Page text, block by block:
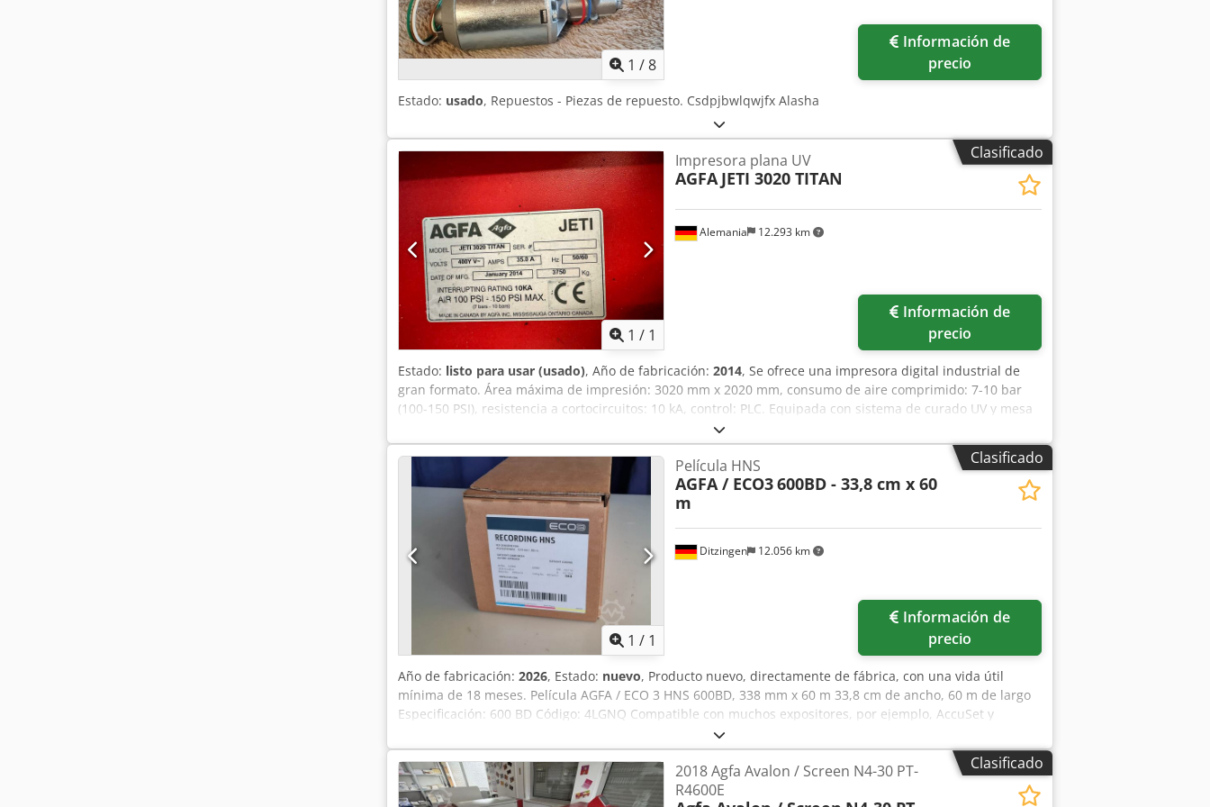
1 /8
precio
Estado: usado, Repuestos - Piezas de repuesto. Csdpjbwlqwjfx Alasha
Clasificado
1 / 1
Alemania 12.293 km
Impresora plana UV
AGFA JETI 3020 TITAN
precio
Estado: listo para usar (usado), Año de fabricación: 2014, Se ofrece una impresora digital industrial de
gran formato. Área máxima de impresión: 3020 mm x 2020 mm, consumo de aire comprimido: 7-10 bar
(100-150 PSI), resistencia a cortocircuitos: 10 kA, control: PLC. Equipada con sistema de curado UV y mesa
de vacío. Peso: aproximadamente 3750 kg, dimensiones totales X/Y/Z: aproximadamente 5950 mm/2900
mm/1550 mm. Se puede organizar una visita previa acuerdo. Chsdozcfibepfx Alasa
Clasificado
1 / 1
Ditzingen 12.056 km
Película HNS
AGFA / ECO3600BD - 33,8 cm x 60
m
precio
Año de fabricación: 2026, Estado: nuevo, Producto nuevo, directamente de fábrica, con una vida útil
mínima de 18 meses. Película AGFA / ECO 3 HNS 600BD, 338 mm x 60 m 33,8 cm de ancho, 60 m de largo
Especificación: 600 BD Código: 4LGNQ Compatible con muchos expositores, por ejemplo, AccuSet y
Avantra 25 / 30 Chjdpfx Aeb Rlbfelaea con diodo láser de luz roja de 650-670 nm.
Clasificado
2018 Agfa Avalon / Screen N4-30 PT-
R4600E